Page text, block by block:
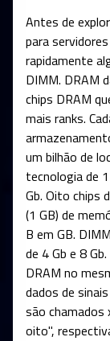
Antes de
para
rapidamente
DIMM. DRAM
chips DRAM
mais ranks.
um bilhão de
tecnologia de
Gb. Oito chips
(1 GB) de
B em GB.
de 4 Gb e 8
DRAM no
dados de
são chamados
oito",